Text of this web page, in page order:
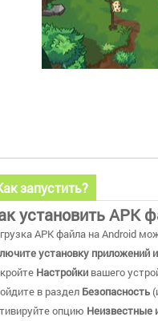
запустить?
установить APK
APK файла на Android
установку приложений
Настройки вашего
в раздел Безопасность
опцию Неизвестные